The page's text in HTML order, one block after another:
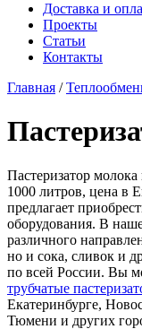
Доставка и
Проекты
Статьи
Контакты
Главная /
Пастеризатор
1000 литров, цена в
предлагает
оборудования. В
различного
но и сока, сливок и
по всей России. Вы
трубчатые
Екатеринбурге,
Тюмени и других